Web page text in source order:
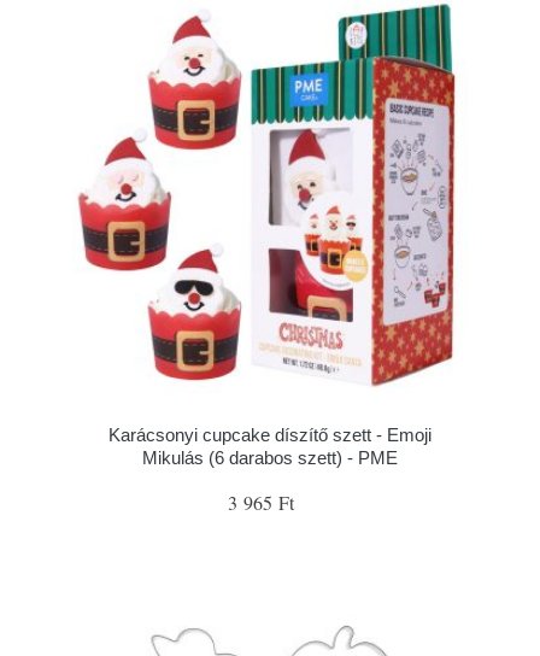
Karácsonyi cupcake díszítő szett - Emoji
Mikulás (6 darabos szett) - PME
3 965 Ft